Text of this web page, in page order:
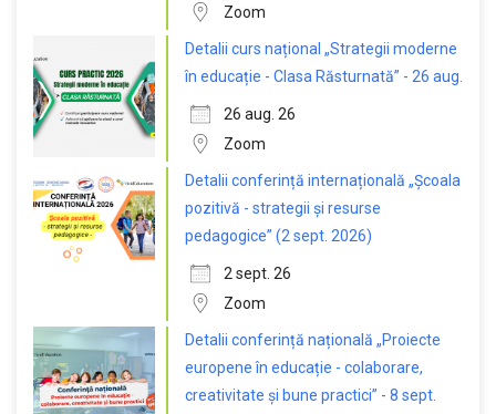
Zoom
Detalii curs național „Strategii moderne
în educație - Clasa Răsturnată” - 26 aug.
26 aug. 26
Zoom
Detalii conferință internațională „Școala
pozitivă - strategii și resurse
pedagogice” (2 sept. 2026)
2 sept. 26
Zoom
Detalii conferință națională „Proiecte
europene în educație - colaborare,
creativitate și bune practici” - 8 sept.